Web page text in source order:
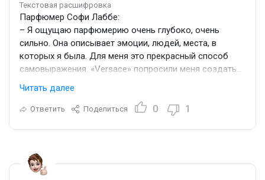
Текстовая расшифровка
Парфюмер Софи Лаббе:
– Я ощущаю парфюмерию очень глубоко, очень
сильно. Она описывает эмоции, людей, места, в
которых я была. Для меня это прекрасный способ
самовыражения. «Versace» попросили меня создать
яркий и сияющий аромат, в котором сочетались бы
традиции и современность, как и во всех творениях
этого модного дома. Мне захотелось создать
Женская композиция «Versace Dylan Blue Turquoise» -
это аромат, который вы сможете носить в любое
Читать далее
Ответить Поделиться 0 1